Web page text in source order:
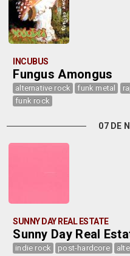
INCUBUS
Fungus Amongus
alternative rock funk metal
funk rock
07 DE
SUNNY DAY REAL ESTATE
Sunny Day Real
indie rock post-hardcore